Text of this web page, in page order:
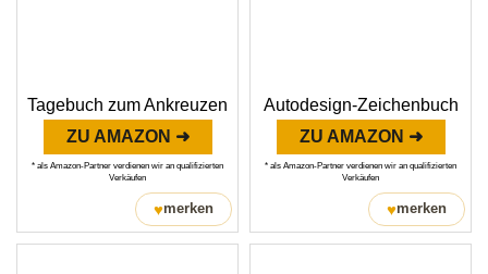
Tagebuch zum Ankreuzen
ZU AMAZON ➜
* als Amazon-Partner verdienen wir an qualifizierten
Verkäufen
♥merken
Autodesign-Zeichenbuch
ZU AMAZON ➜
* als Amazon-Partner verdienen wir an qualifizierten
Verkäufen
♥merken